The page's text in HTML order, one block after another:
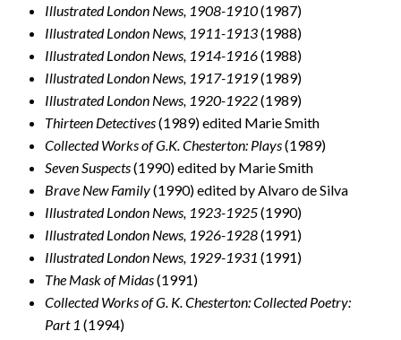
Illustrated London News, 1908-1910(1987)
Illustrated London News, 1911-1913(1988)
Illustrated London News, 1914-1916(1988)
Illustrated London News, 1917-1919(1989)
Illustrated London News, 1920-1922(1989)
Thirteen Detectives(1989) edited Marie Smith
Collected Works of G.K. Chesterton: Plays(1989)
Seven Suspects(1990) edited by Marie Smith
Brave New Family(1990) edited by Alvaro de Silva
Illustrated London News, 1923-1925(1990)
Illustrated London News, 1926-1928(1991)
Illustrated London News, 1929-1931 (1991)
The Mask of Midas(1991)
Collected Works of G. K. Chesterton: Collected Poetry:
Part 1 (1994)